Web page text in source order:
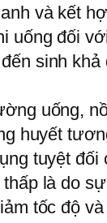
và kết
uống đối
sinh khả
uống,
huyết
tuyệt
là do
tốc độ